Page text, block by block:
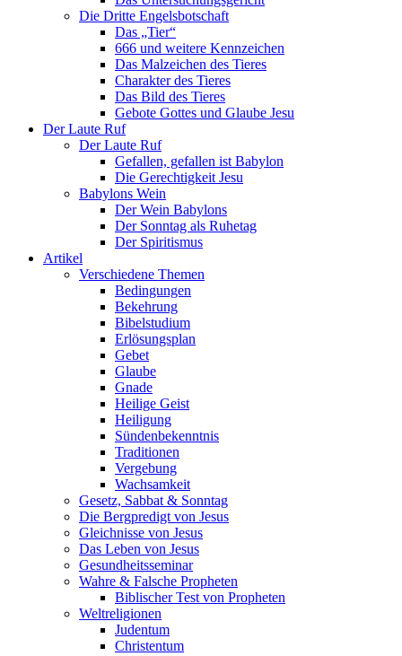
Die Dritte Engelsbotschaft
Das „Tier“
666 und weitere Kennzeichen
Das Malzeichen des Tieres
Charakter des Tieres
Das Bild des Tieres
Gebote Gottes und Glaube Jesu
Der Laute Ruf
Der Laute Ruf
Gefallen, gefallen ist Babylon
Die Gerechtigkeit Jesu
Babylons Wein
Der Wein Babylons
Der Sonntag als Ruhetag
Der Spiritismus
Artikel
Verschiedene Themen
Bedingungen
Bekehrung
Bibelstudium
Erlösungsplan
Gebet
Glaube
Gnade
Heilige Geist
Heiligung
Sündenbekenntnis
Traditionen
Vergebung
Wachsamkeit
Gesetz, Sabbat & Sonntag
Die Bergpredigt von Jesus
Gleichnisse von Jesus
Das Leben von Jesus
Gesundheitsseminar
Wahre & Falsche Propheten
Biblischer Test von Propheten
Weltreligionen
Judentum
Christentum